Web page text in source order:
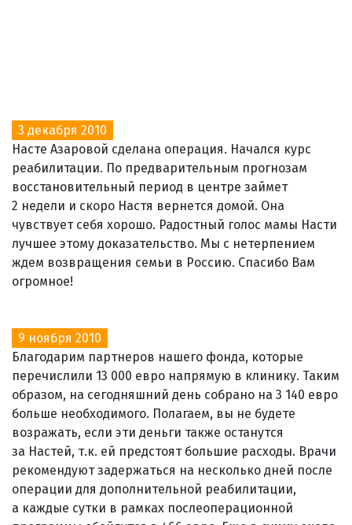
3 декабря 2010
Насте Азаровой сделана операция. Начался курс
реабилитации. По предварительным прогнозам
восстановительный период в центре займет
2 недели и скоро Настя вернется домой. Она
чувствует себя хорошо. Радостный голос мамы Насти
лучшее этому доказательство. Мы с нетерпением
ждем возвращения семьи в Россию. Спасибо Вам
огромное!
9 ноября 2010
Благодарим партнеров нашего фонда, которые
перечислили 13 000 евро напрямую в клинику. Таким
образом, на сегодняшний день собрано на 3 140 евро
больше необходимого. Полагаем, вы не будете
возражать, если эти деньги также останутся
за Настей, т.к. ей предстоят большие расходы. Врачи
рекомендуют задержаться на несколько дней после
операции для дополнительной реабилитации,
а каждые сутки в рамках послеоперационной